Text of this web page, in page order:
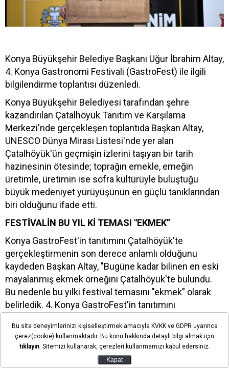
Konya Büyükşehir Belediye Başkanı Uğur İbrahim Altay,
4. Konya Gastronomi Festivali (GastroFest) ile ilgili
bilgilendirme toplantısı düzenledi.
Konya Büyükşehir Belediyesi tarafından şehre
kazandırılan Çatalhöyük Tanıtım ve Karşılama
Merkezi'nde gerçekleşen toplantıda Başkan Altay,
UNESCO Dünya Mirası Listesi'nde yer alan
Çatalhöyük'ün geçmişin izlerini taşıyan bir tarih
hazinesinin ötesinde; toprağın emekle, emeğin
üretimle, üretimin ise sofra kültürüyle buluştuğu
büyük medeniyet yürüyüşünün en güçlü tanıklarından
biri olduğunu ifade etti.
FESTİVALİN BU YIL Kİ TEMASI "EKMEK”
Konya GastroFest'in tanıtımını Çatalhöyük'te
gerçekleştirmenin son derece anlamlı olduğunu
kaydeden Başkan Altay, "Bugüne kadar bilinen en eski
mayalanmış ekmek örneğini Çatalhöyük'te bulundu.
Bu nedenle bu yılki festival temasını "ekmek” olarak
belirledik. 4. Konya GastroFest'in tanıtımını
binlerce yıllık hikâyesini, başladığı topraklarda yeniden
anlatıyoruz. Geçmişin bereketini bugünün sofrasıyla
buluşturuyor; Konya'nın kadim yemek kültürünü hep
Bu site deneyimlerinizi kişiselleştirmek amacıyla KVKK ve GDPR uyarınca
çerez(cookie) kullanmaktadır. Bu konu hakkında detaylı bilgi almak için
tıklayın. Sitemizi kullanarak, çerezleri kullanmamızı kabul edersiniz.
Kapat